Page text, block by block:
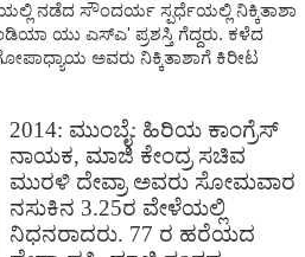
ನಡೆದ ಸೌಂದರ್ಯ ಸ್ಪರ್ಧೆಯಲ್ಲಿ ನಿಕ್ಕಿತಾಶಾ
ಯು ಎಸ್‌ಎ' ಪ್ರಶಸ್ತಿ ಗೆದ್ದರು. ಕಳೆದ
ಅವರು ನಿಕ್ಕಿತಾಶಾಗೆ ಕಿರೀಟ
2014: ಮುಂಬೈ: ಹಿರಿಯ ಕಾಂಗ್ರೆಸ್
ನಾಯಕ, ಮಾಜಿ ಕೇಂದ್ರ ಸಚಿವ
ಮುರಳಿ ದೇವ್ರಾ ಅವರು ಸೋಮವಾರ
ನಸುಕಿನ 3.25ರ ವೇಳೆಯಲ್ಲಿ
ನಿಧನರಾದರು. 77 ರ ಹರೆಯದ